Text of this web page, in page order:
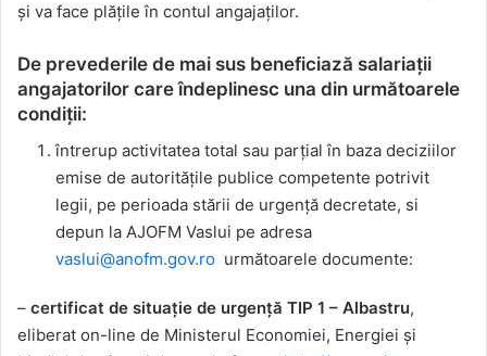
și va face plățile în contul angajaților.
De prevederile de mai sus beneficiază salariații
angajatorilor care îndeplinesc una din următoarele
condiții:
întrerup activitatea total sau parțial în baza deciziilor
emise de autoritățile publice competente potrivit
legii, pe perioada stării de urgență decretate, si
depun la AJOFM Vaslui pe adresa
vaslui@anofm.gov.ro următoarele documente:
– certificat de situație de urgență TIP 1 – Albastru,
eliberat on-line de Ministerul Economiei, Energiei și